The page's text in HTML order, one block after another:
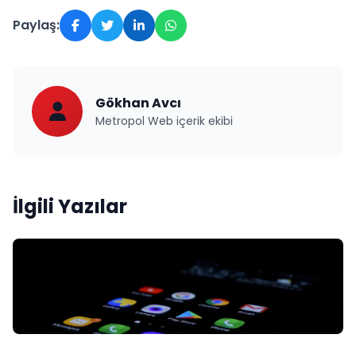
Paylaş:
Gökhan Avcı
Metropol Web içerik ekibi
İlgili Yazılar